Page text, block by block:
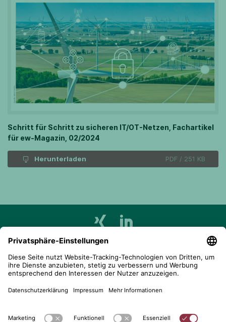
Schritt für Schritt zu sicheren IT/OT-Netzen, Fachartikel
für ew-Magazin, 02/2024
Herunterladen PDF / 251 KB
telent GmbH
Gerberstraße 34, 71522 Backnang